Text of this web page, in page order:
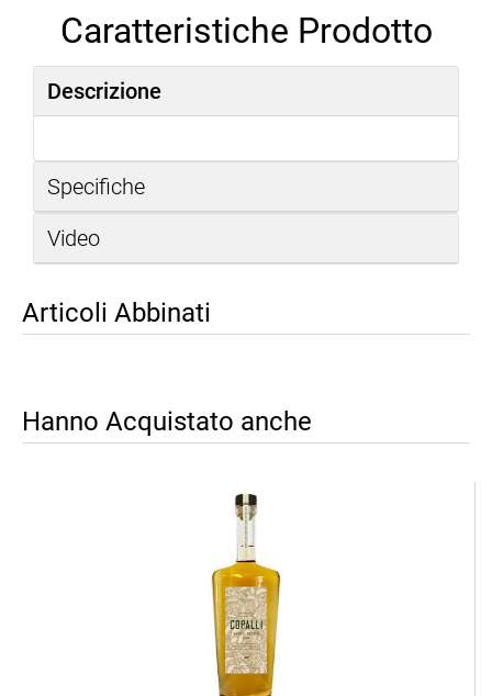
Caratteristiche Prodotto
Descrizione
Specifiche
Video
Articoli Abbinati
Hanno Acquistato anche